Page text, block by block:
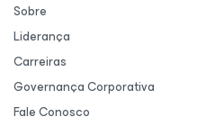
Sobre
Liderança
Carreiras
Governança Corporativa
Fale Conosco